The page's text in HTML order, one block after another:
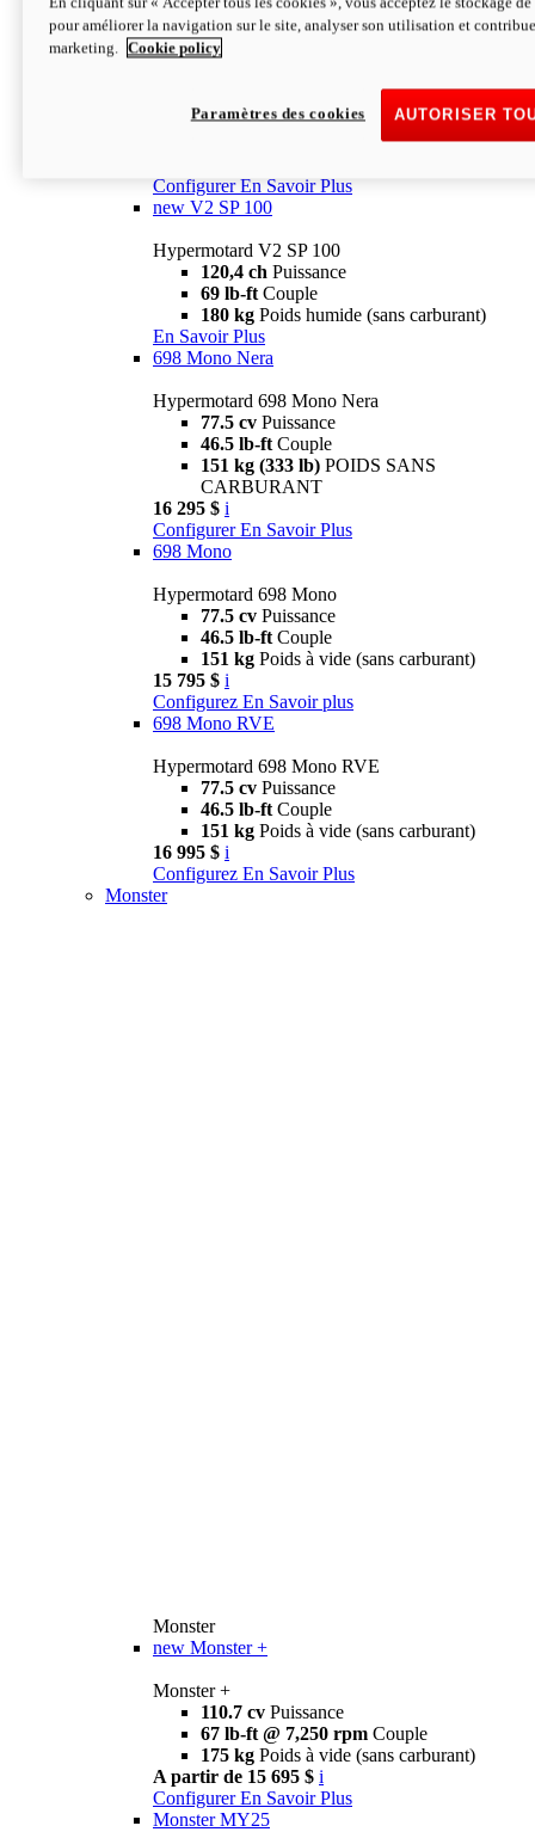
Configurer En Savoir Plus
newV2 SP
69 lb-ftCouple
Poids humide (sans carburant)
Configurer En Savoir Plus
new V2 SP 100
Hypermotard V2 SP 100
120,4 ch Puissance
69 lb-ft Couple
180 kg Poids humide (sans carburant)
En Savoir Plus
698 Mono Nera
Hypermotard 698 Mono Nera
77.5 cv Puissance
46.5 lb-ft Couple
151 kg (333 lb) POIDS SANS
CARBURANT
16 295 $ i
Configurer En Savoir Plus
698 Mono
Hypermotard 698 Mono
77.5 cv Puissance
46.5 lb-ft Couple
151 kg Poids à vide (sans carburant)
15 795 $ i
Configurez En Savoir plus
698 Mono RVE
Hypermotard 698 Mono RVE
77.5 cv Puissance
46.5 lb-ft Couple
151 kg Poids à vide (sans carburant)
16 995 $ i
Configurez En Savoir Plus
Monster
Monster
new Monster +
Monster +
110.7 cv Puissance
67 lb-ft @ 7,250 rpm Couple
175 kg Poids à vide (sans carburant)
A partir de 15 695 $ i
Configurer En Savoir Plus
Monster MY25
pour améliorer la navigation sur le site, analyser son utilisation et
marketing.
Cookie policy
AUTORISER
Paramètres des cookies